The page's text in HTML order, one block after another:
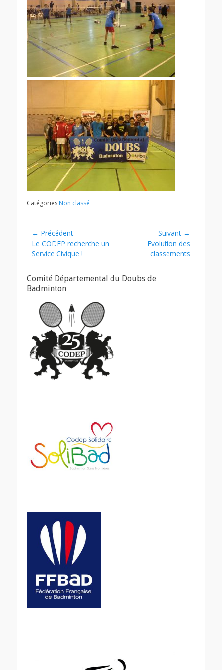
Catégories Non classé
Navigation
de
l’article
← Précédent
Article
précédent :
Le CODEP recherche un
Service Civique !
Suivant →
Evolution des
classements
Comité Départemental du Doubs de
Badminton